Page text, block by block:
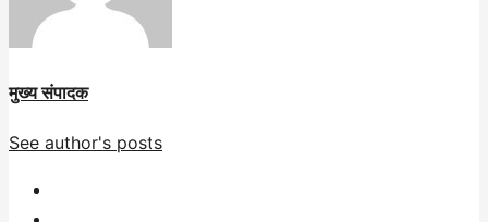
मुख्य संपादक
See author's posts